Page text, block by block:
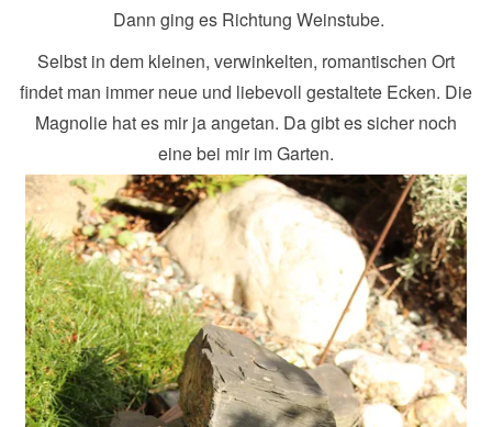
Dann ging es Richtung Weinstube.
Selbst in dem kleinen, verwinkelten, romantischen Ort
findet man immer neue und liebevoll gestaltete Ecken. Die
Magnolie hat es mir ja angetan. Da gibt es sicher noch
eine bei mir im Garten.